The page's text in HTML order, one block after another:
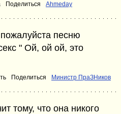
Поделиться Ahmeday
песню
" Ой, ой ой, это
Поделиться Министр ПраЗНиков
тому, что она никого